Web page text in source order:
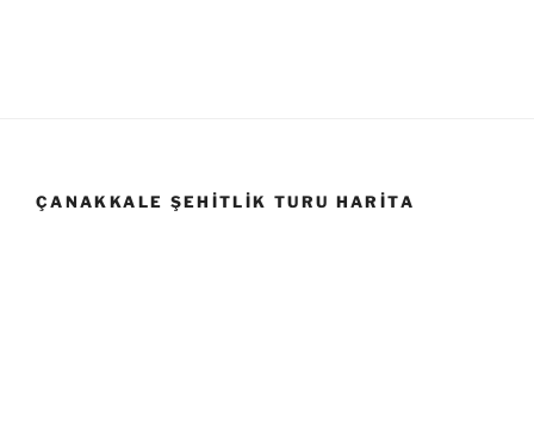
ÇANAKKALE ŞEHITLIK TURU HARITA